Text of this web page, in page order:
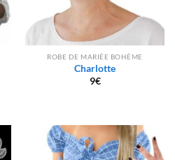
ROBE DE MARIÉE BOHÈME
Charlotte
9€